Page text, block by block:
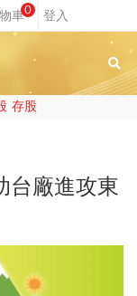
0
存股
台廠進攻東